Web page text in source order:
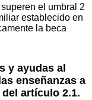
el umbral 2
establecido en
la beca
y ayudas al
enseñanzas a
artículo 2.1.